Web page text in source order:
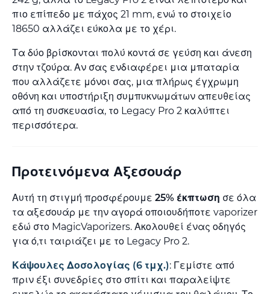
πιο επίπεδο με πάχος 21 mm, ενώ το στοιχείο
18650 αλλάζει εύκολα με το χέρι.
Τα δύο βρίσκονται πολύ κοντά σε γεύση και άνεση
στην τζούρα. Αν σας ενδιαφέρει μια μπαταρία
που αλλάζετε μόνοι σας, μια πλήρως έγχρωμη
οθόνη και υποστήριξη συμπυκνωμάτων απευθείας
από τη συσκευασία, το Legacy Pro 2 καλύπτει
περισσότερα.
Προτεινόμενα Αξεσουάρ
Αυτή τη στιγμή προσφέρουμε 25% έκπτωση σε όλα
τα αξεσουάρ με την αγορά οποιουδήποτε vaporizer
εδώ στο MagicVaporizers. Ακολουθεί ένας οδηγός
για ό,τι ταιριάζει με το Legacy Pro 2.
Κάψουλες Δοσολογίας (6 τμχ.): Γεμίστε από
πριν έξι συνεδρίες στο σπίτι και παραλείψτε